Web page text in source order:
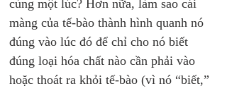
cùng một lúc? Hơn nữa, làm sao cái
màng của tế-bào thành hình quanh nó
đúng vào lúc đó để chỉ cho nó biết
đúng loại hóa chất nào cần phải vào
hoặc thoát ra khỏi tế-bào (vì nó “biết,”